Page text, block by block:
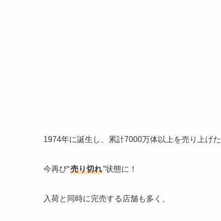
1974年に誕生し、累計7000万体以上を売り上げ
今再び“売り切れ”状態に！
入荷と同時に完売する店舗も多く、